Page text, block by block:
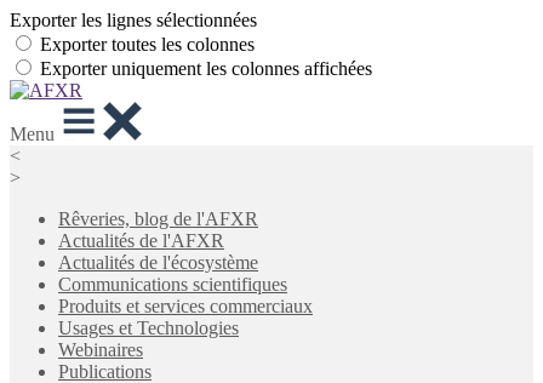
Exporter les lignes sélectionnées
Exporter toutes les colonnes
Exporter uniquement les colonnes affichées
Menu
<
>
Rêveries, blog de l'AFXR
Actualités de l'AFXR
Actualités de l'écosystème
Communications scientifiques
Produits et services commerciaux
Usages et Technologies
Webinaires
Publications